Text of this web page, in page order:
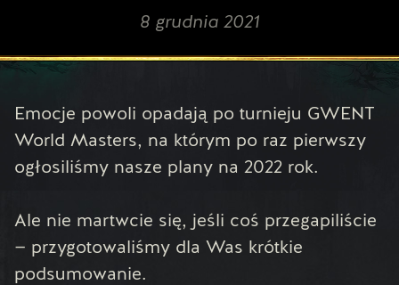
8 grudnia 2021
Emocje powoli opadają po turnieju GWENT
World Masters, na którym po raz pierwszy
ogłosiliśmy nasze plany na 2022 rok.
Ale nie martwcie się, jeśli coś przegapiliście
— przygotowaliśmy dla Was krótkie
podsumowanie.